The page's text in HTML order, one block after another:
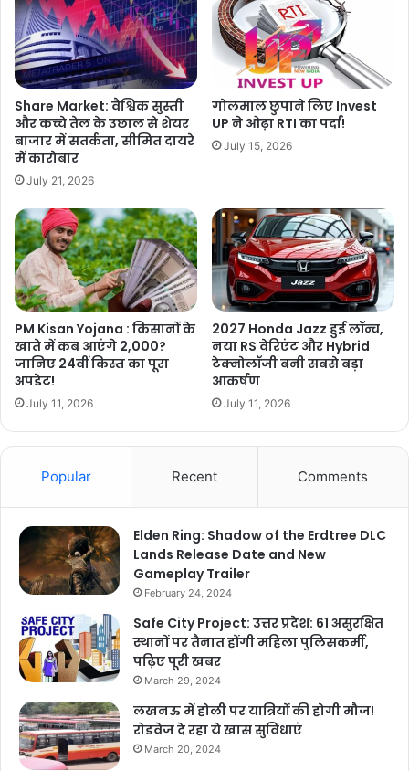
Share Market: वैश्विक सुस्ती
और कच्चे तेल के उछाल से शेयर
बाजार में सतर्कता, सीमित दायरे
में कारोबार
July 21, 2026
गोलमाल छुपाने लिए Invest
UP ने ओढ़ा RTI का पर्दा!
July 15, 2026
PM Kisan Yojana : किसानों के
खाते में कब आएंगे 2,000?
जानिए 24वीं किस्त का पूरा
अपडेट!
July 11, 2026
2027 Honda Jazz हुई लॉन्च,
नया RS वेरिएंट और Hybrid
टेक्नोलॉजी बनी सबसे बड़ा
आकर्षण
July 11, 2026
Popular Recent Comments
Elden Ring: Shadow of the Erdtree DLC
Lands Release Date and New
Gameplay Trailer
February 24, 2024
Safe City Project: उत्तर प्रदेश: 61 असुरक्षित
स्थानों पर तैनात होंगी महिला पुलिसकर्मी,
पढ़िए पूरी खबर
March 29, 2024
लखनऊ में होली पर यात्रियों की होगी मौज!
रोडवेज दे रहा ये खास सुविधाएं
March 20, 2024